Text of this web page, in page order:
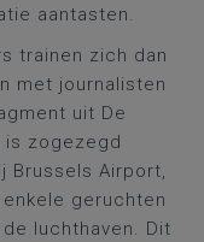
aantasten.
trainen zich dan
met journalisten
uit De
zogezegd
Brussels Airport,
geruchten
luchthaven. Dit